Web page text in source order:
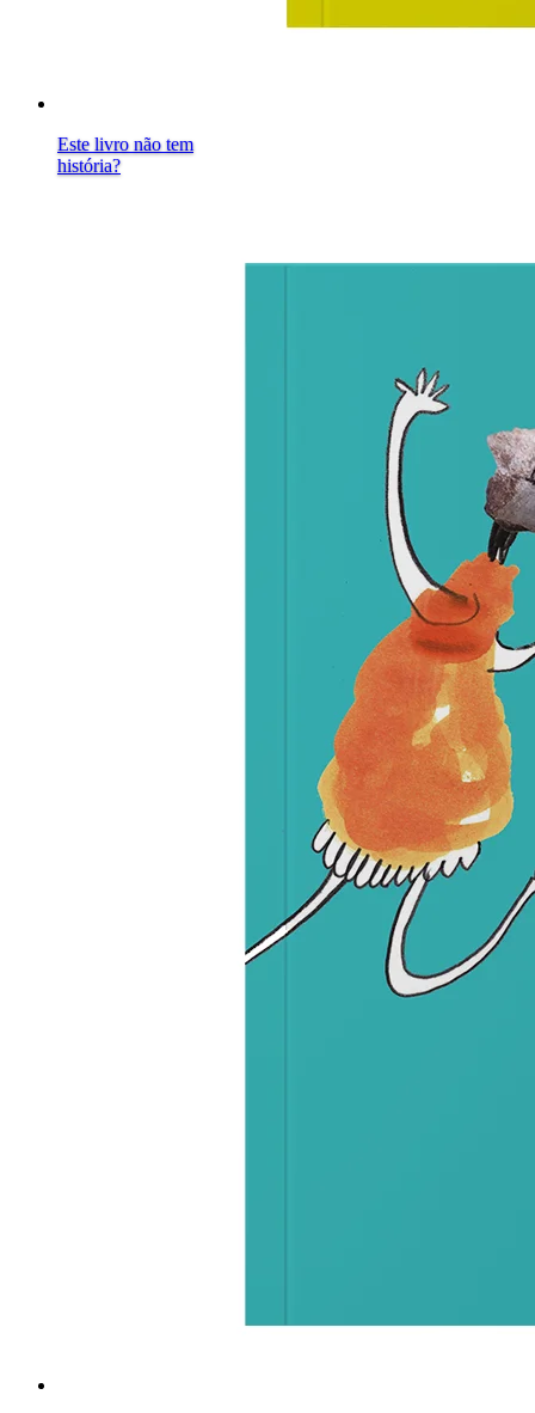
Este livro não tem
história?